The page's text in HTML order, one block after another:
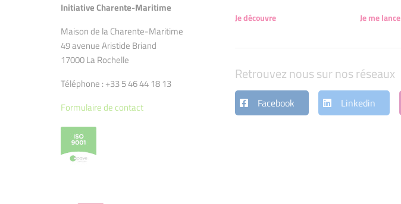
Initiative Charente-Maritime
Maison de la Charente-Maritime
49 avenue Aristide Briand
17000 La Rochelle
Téléphone : +33 5 46 44 18 13
Formulaire de contact
Je découvre Je me lance
Retrouvez nous sur nos réseaux
Facebook Linkedin